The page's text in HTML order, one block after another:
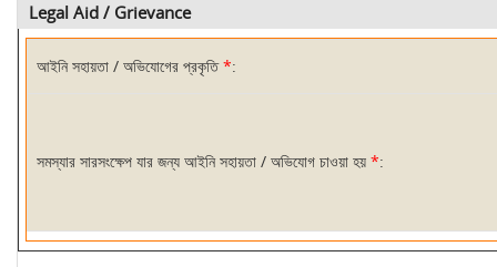
Legal Aid / Grievance
আইনি সহায়তা / অভিযোগের প্রকৃতি*:
সমস্যার সারসংক্ষেপ যার জন্য আইনি সহায়তা / অভিযোগ চাওয়া হয় *: